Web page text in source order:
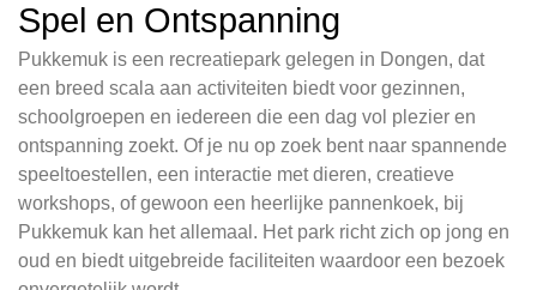
Spel en Ontspanning
Pukkemuk is een recreatiepark gelegen in Dongen, dat
een breed scala aan activiteiten biedt voor gezinnen,
schoolgroepen en iedereen die een dag vol plezier en
ontspanning zoekt. Of je nu op zoek bent naar spannende
speeltoestellen, een interactie met dieren, creatieve
workshops, of gewoon een heerlijke pannenkoek, bij
Pukkemuk kan het allemaal. Het park richt zich op jong en
oud en biedt uitgebreide faciliteiten waardoor een bezoek